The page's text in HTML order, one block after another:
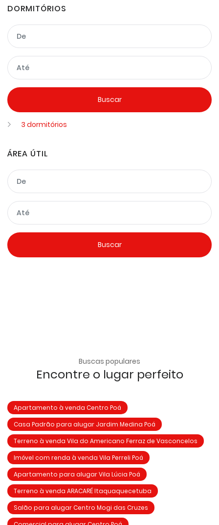
DORMITÓRIOS
3 dormitórios
ÁREA ÚTIL
Buscas populares
Encontre o lugar perfeito
Apartamento à venda Centro Poá
Casa Padrão para alugar Jardim Medina Poá
Terreno à venda Vila do Americano Ferraz de Vasconcelos
Imóvel com renda à venda Vila Perreli Poá
Apartamento para alugar Vila Lúcia Poá
Terreno à venda ARACARÉ Itaquaquecetuba
Salão para alugar Centro Mogi das Cruzes